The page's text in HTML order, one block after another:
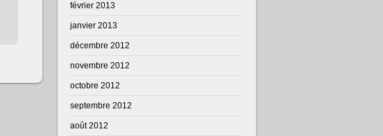
février 2013
janvier 2013
décembre 2012
novembre 2012
octobre 2012
septembre 2012
août 2012